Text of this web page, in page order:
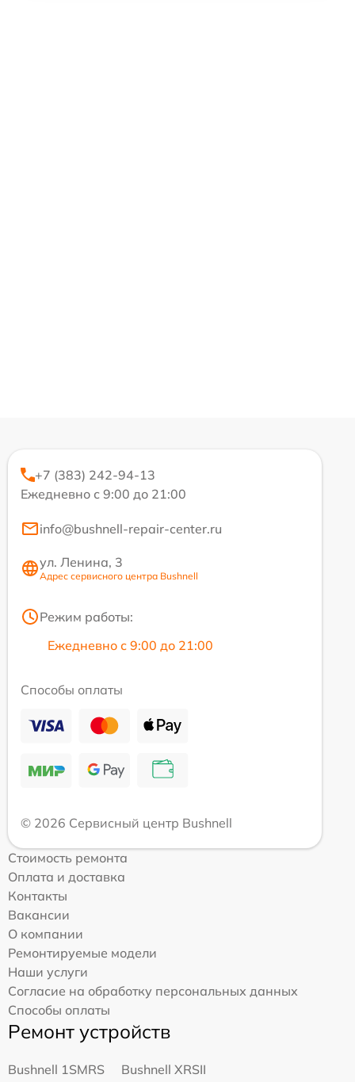
+7 (383) 242-94-13
Ежедневно с 9:00 до 21:00
info@bushnell-repair-center.ru
ул. Ленина, 3
Адрес сервисного центра Bushnell
Режим работы:
Ежедневно с 9:00 до 21:00
Способы оплаты
© 2026 Сервисный центр Bushnell
Стоимость ремонта
Оплата и доставка
Контакты
Вакансии
О компании
Ремонтируемые модели
Наши услуги
Согласие на обработку персональных данных
Способы оплаты
Ремонт устройств
Bushnell 1SMRS
Bushnell XRSII